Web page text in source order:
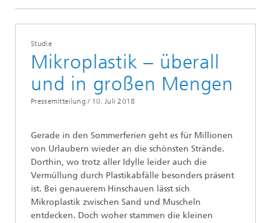
Studie
Mikroplastik – überall
und in großen Mengen
Pressemitteilung / 10. Juli 2018
Gerade in den Sommerferien geht es für Millionen
von Urlaubern wieder an die schönsten Strände.
Dorthin, wo trotz aller Idylle leider auch die
Vermüllung durch Plastikabfälle besonders präsent
ist. Bei genauerem Hinschauen lässt sich
Mikroplastik zwischen Sand und Muscheln
entdecken. Doch woher stammen die kleinen